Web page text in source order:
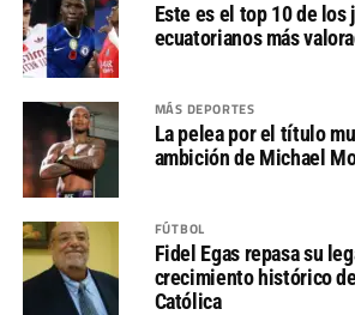
Este es el top 10 de los
ecuatorianos más
MÁS DEPORTES
La pelea por el título
ambición de Michael
FÚTBOL
Fidel Egas repasa su
crecimiento histórico
Católica